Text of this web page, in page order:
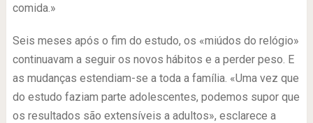
comida.»
Seis meses após o fim do estudo, os «miúdos do relógio»
continuavam a seguir os novos hábitos e a perder peso. E
as mudanças estendiam-se a toda a família. «Uma vez que
do estudo faziam parte adolescentes, podemos supor que
os resultados são extensíveis a adultos», esclarece a